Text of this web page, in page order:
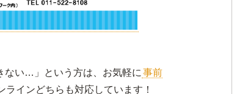
ない…」という方は、お気軽に 事前
インどちらも対応しています！